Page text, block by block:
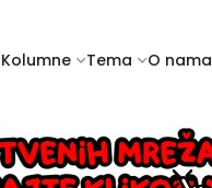
Kolumne Tema O nama